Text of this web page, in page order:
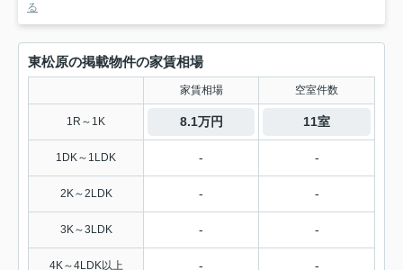
る
東松原の掲載物件の家賃相場
家賃相場 空室件数
1R～1K 8.1万円 11室
1DK～1LDK - -
2K～2LDK - -
3K～3LDK - -
4K～4LDK以上 - -